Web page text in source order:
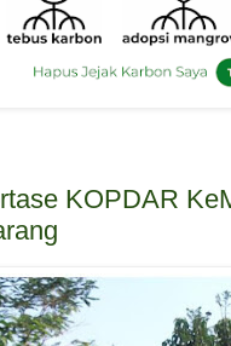
KOPDAR